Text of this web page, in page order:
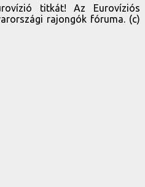
titkát! Az Eurovíziós
rajongók fóruma. (c)